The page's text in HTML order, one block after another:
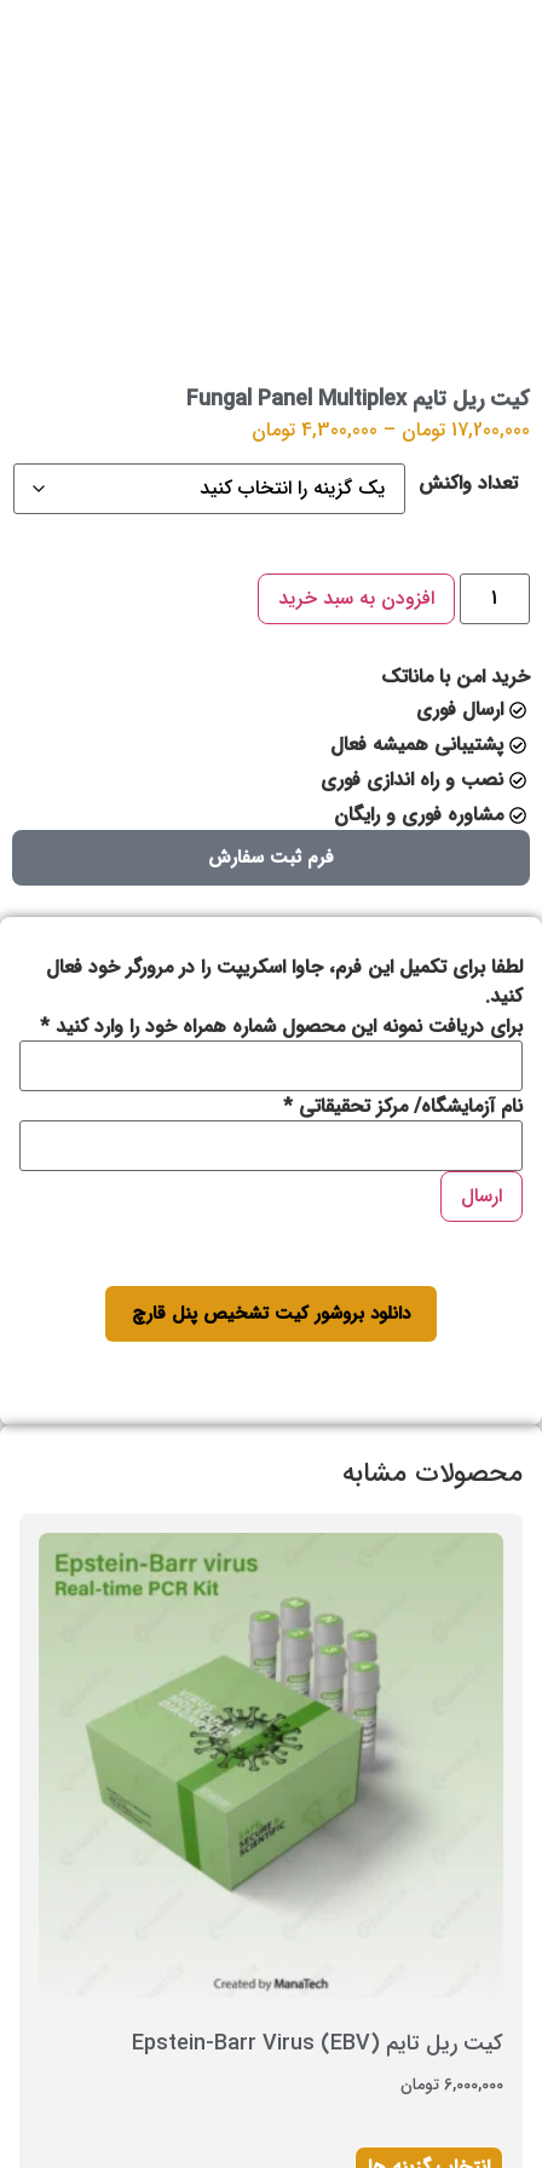
کیت ریل تایم Fungal Panel Multiplex
17,200,000 تومان –
4,300,000 تومان
تعداد واکنش
افزودن به سبد خرید
خرید امن با ماناتک
ارسال فوری
پشتیبانی همیشه فعال
نصب و راه اندازی فوری
مشاوره فوری و رایگان
فرم ثبت سفارش
لطفا برای تکمیل این فرم، جاوا اسکریپت را در مرورگر خود فعال
کنید.
برای دریافت نمونه این محصول شماره همراه خود را وارد کنید *
نام آزمایشگاه/ مرکز تحقیقاتی *
ارسال
دانلود بروشور کیت تشخیص پنل قارچ
محصولات مشابه
كيت ريل تايم Epstein-Barr Virus (EBV)
6,000,000تومان